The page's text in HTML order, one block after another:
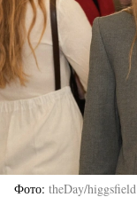
Фото theDay/higgsfield